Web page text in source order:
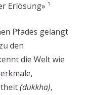
Erlösung» ¹
Pfades gelangt
zu den
die Welt wie
(dukkha),